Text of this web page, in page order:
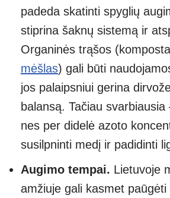
padeda skatinti spyglių
stiprina šaknų sistemą ir
Organinės trąšos
mėšlas) gali būti
jos palaipsniui gerina
balansą. Tačiau
nes per didelė azoto
susilpninti medį ir padidinti
Augimo tempai. Lietuvoje
amžiuje gali kasmet